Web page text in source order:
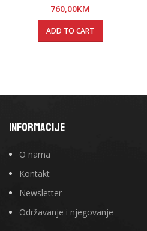
760,00KM
ADD TO CART
INFORMACIJE
O nama
Kontakt
Newsletter
Održavanje i njegovanje